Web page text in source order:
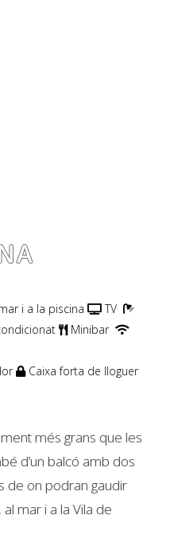
i a la piscina
TV
Minibar
Caixa forta de lloguer
més grans que les
d’un balcó amb dos
de on podran gaudir
mar i a la Vila de